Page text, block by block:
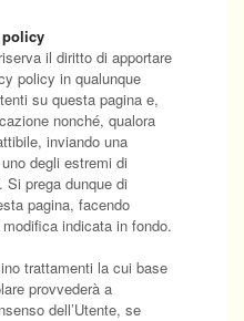
policy
il diritto di apportare
policy in qualunque
su questa pagina e,
nonché, qualora
inviando una
degli estremi di
prega dunque di
pagina, facendo
indicata in fondo.
trattamenti la cui base
provvederà a
dell’Utente, se